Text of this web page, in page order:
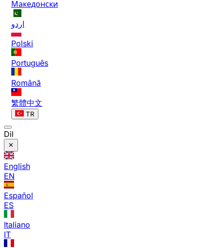
Македонски
اردو
Polski
Português
Română
繁體中文
TR
Dil
English
EN
Español
ES
Italiano
IT